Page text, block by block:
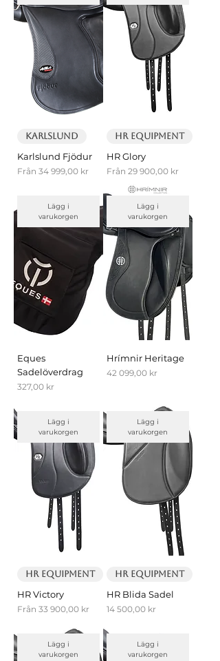
Karlslund
Karlslund Fjödur
Från 34 999,00 kr
Reapris
HR Equipment
HR Glory
Från 29 900,00 kr
Reapris
Lägg i
varukorgen
Eques
Sadelöverdrag
Pris
327,00 kr
Lägg i
varukorgen
Hrímnir Heritage
Pris
42 099,00 kr
Lägg i
varukorgen
HR Equipment
HR Victory
Från 33 900,00 kr
Reapris
Lägg i
varukorgen
HR Equipment
HR Blida Sadel
Pris
14 500,00 kr
Lägg i
varukorgen
Lägg i
varukorgen